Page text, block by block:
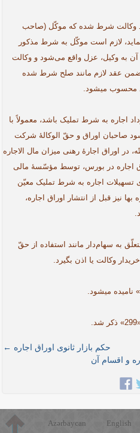
وکالت شرط شده که موکّل (صاحب
لازم است موکّل به شرط مذکور
به وکیل، عزل واقع می‌شود و وکالت
ضمن عقد لازم مانند صلح شرط شده
محسوب می­شود.
اجاره به شرط تملیک باشد، معمولاً با
صاحبان اوراق و حقّ الوکالۀ شرکت
در اوراق اجارۀ رهنی میزان مال الاجاره
اجاره در بورس، توسط مؤسّسۀ مالی
تسهیلات اجاره به شرط تملیک معیّن
نیز قبل از انتشار اوراق اجاره،
به سهام‌دار مانند استفاده از حقّ
وکالت یا اذن بگیرد.
حکم بازار ثانوی اوراق اجاره ←
English
Azərbaycan